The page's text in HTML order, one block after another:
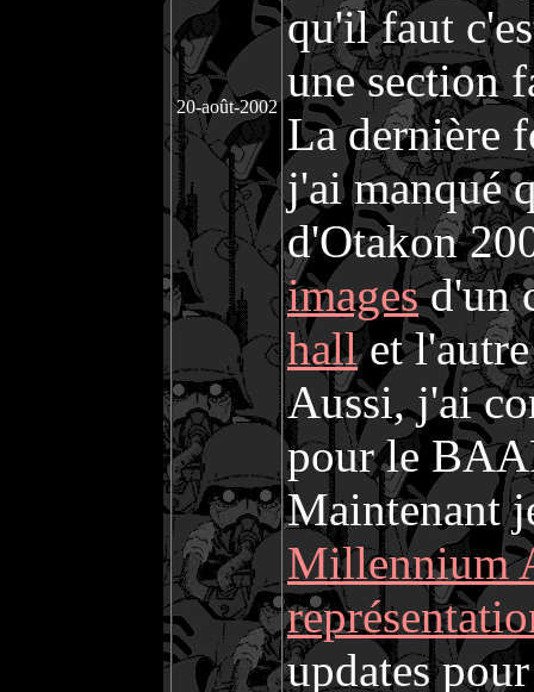
20-août-2002
qu'il faut
une section
La dernière
j'ai manqué
d'Otakon
imagesd'un
hallet
Aussi, j'ai
pour le
Maintenant
Millennium
updates